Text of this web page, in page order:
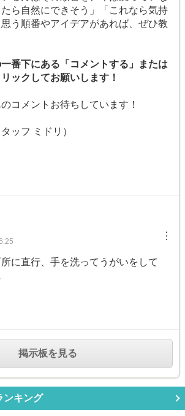
ら自然にできそう」「これなら気持
う順番やアイデアがあれば、ぜひ教
番下にある「コメントする」または
ックしてお願いします！
コメントお待ちしています！
ッフ ミドリ）
︙
に直行、手を洗ってうがいをして
掲示板を見る
ンキング